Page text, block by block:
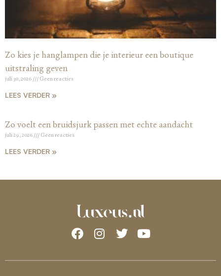
Zo kies je hanglampen die je interieur een boutique
uitstraling geven
juli 30, 2026 Geen reacties
LEES VERDER »
Zo voelt een bruidsjurk passen met echte aandacht
juli 29, 2026 Geen reacties
LEES VERDER »